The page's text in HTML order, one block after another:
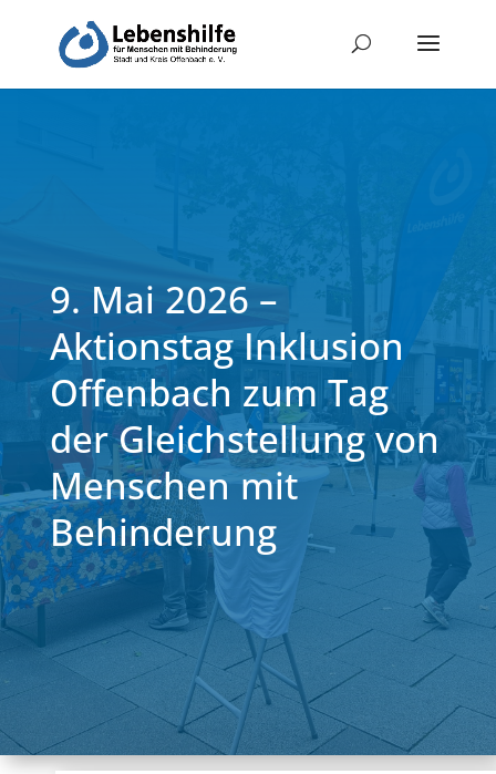
9. Mai 2026 –
Aktionstag Inklusion
Offenbach zum Tag
der Gleichstellung von
Menschen mit
Behinderung